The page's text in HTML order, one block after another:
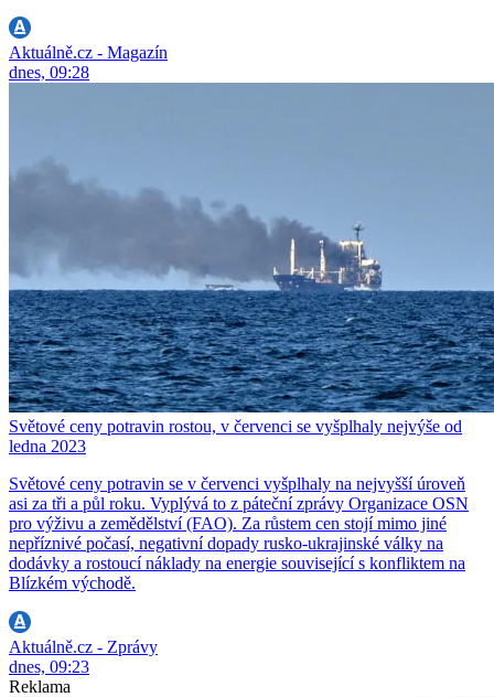
Aktuálně.cz - Magazín
dnes, 09:28
Světové ceny potravin rostou, v červenci se vyšplhaly nejvýše od
ledna 2023
Světové ceny potravin se v červenci vyšplhaly na nejvyšší úroveň
asi za tři a půl roku. Vyplývá to z páteční zprávy Organizace OSN
pro výživu a zemědělství (FAO). Za růstem cen stojí mimo jiné
nepříznivé počasí, negativní dopady rusko-ukrajinské války na
dodávky a rostoucí náklady na energie související s konfliktem na
Blízkém východě.
Aktuálně.cz - Zprávy
dnes, 09:23
Reklama